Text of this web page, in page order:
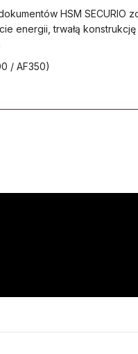
HSM SECURIO
energii, trwałą
/ AF350)